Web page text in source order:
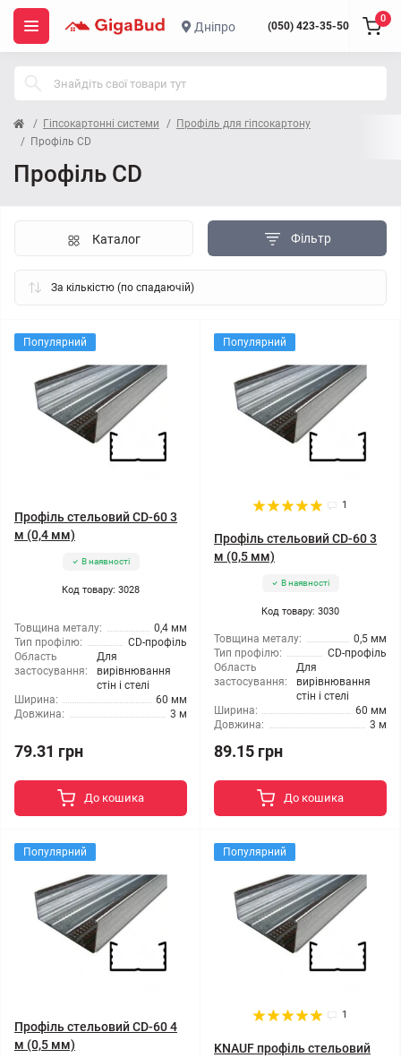
Дніпро (050) 423-35-50
0
Гіпсокартонні системи
Профіль для гіпсокартону
Профіль CD
Профіль CD
Фільтр
Каталог
Популярний
Профіль стельовий CD-60 3
м (0,4 мм)
В наявності
Код товару: 3028
Товщина металу:
0,4 мм
Тип профілю:
CD-профіль
Область
застосування:
Для
вирівнювання
стін і стелі
Ширина:
60 мм
Довжина:
3 м
79.31 грн
До кошика
Популярний
1
Профіль стельовий CD-60 3
м (0,5 мм)
В наявності
Код товару: 3030
Товщина металу:
0,5 мм
Тип профілю:
CD-профіль
Область
застосування:
Для
вирівнювання
стін і стелі
Ширина:
60 мм
Довжина:
3 м
89.15 грн
До кошика
Популярний
Профіль стельовий CD-60 4
м (0,5 мм)
Популярний
1
KNAUF профіль стельовий